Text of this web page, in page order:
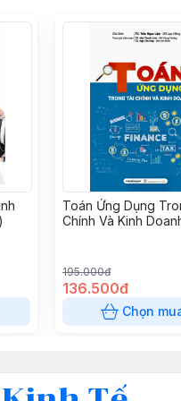
Toán Ứng Dụng
Chính Và Kinh
195.000đ
136.500đ
Chọn